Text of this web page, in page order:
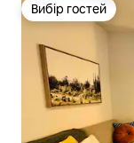
Вибір гостей
Вибір гостей